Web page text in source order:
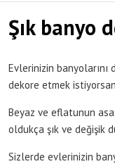
Şık banyo
Evlerinizin banyolarını
dekore etmek
Beyaz ve eflatunun
oldukça şık ve değişik
Sizlerde evlerinizin